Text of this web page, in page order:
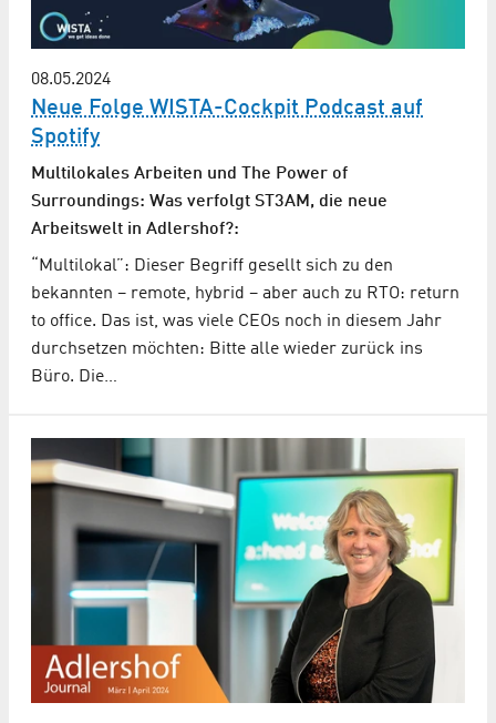
08.05.2024
Neue Folge WISTA-Cockpit Podcast auf
Spotify
Multilokales Arbeiten und The Power of
Surroundings: Was verfolgt ST3AM, die neue
Arbeitswelt in Adlershof?:
“Multilokal”: Dieser Begriff gesellt sich zu den
bekannten – remote, hybrid – aber auch zu RTO: return
to office. Das ist, was viele CEOs noch in diesem Jahr
durchsetzen möchten: Bitte alle wieder zurück ins
Büro. Die…